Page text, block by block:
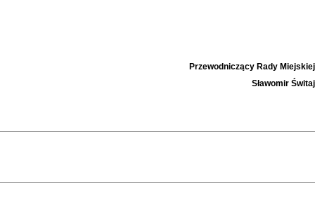
Przewodniczący Rady Miejskiej
Sławomir Świtaj